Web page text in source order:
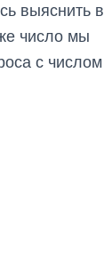
выяснить в
число мы
с числом